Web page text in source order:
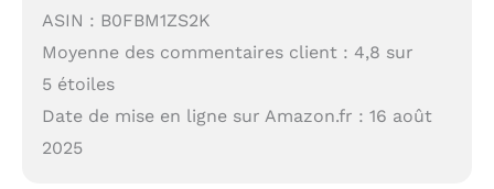
ASIN : B0FBM1ZS2K
Moyenne des commentaires client : 4,8 sur
5 étoiles
Date de mise en ligne sur Amazon.fr : 16 août
2025